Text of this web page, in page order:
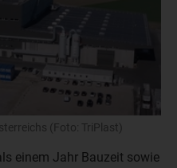
(Foto: TriPlast)
einem Jahr Bauzeit sowie